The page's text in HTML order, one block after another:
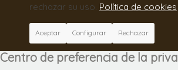
rechazar su uso. Política de cookies
Aceptar Configurar Rechazar
Centro de preferencia de la